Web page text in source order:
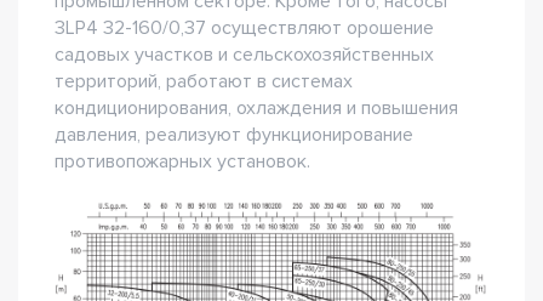
3LP4 32-160/0,37 осуществляют орошение
садовых участков и сельскохозяйственных
территорий, работают в системах
кондиционирования, охлаждения и повышения
давления, реализуют функционирование
противопожарных установок.